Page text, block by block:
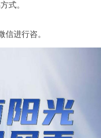
式。
信进行咨。